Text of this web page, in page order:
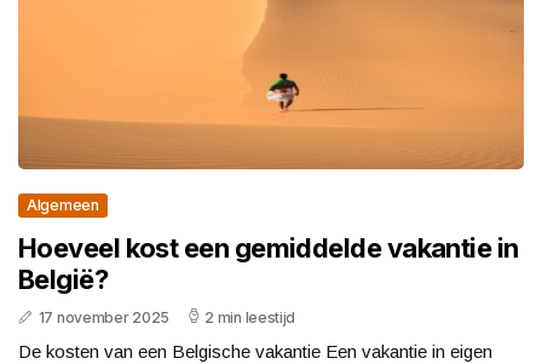
Algemeen
Hoeveel kost een gemiddelde vakantie in
België?
17 november 2025 2 min leestijd
De kosten van een Belgische vakantie Een vakantie in eigen